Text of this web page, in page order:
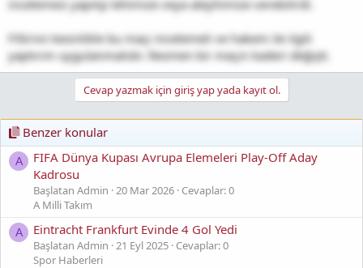
K
o
p
y
a
l
a
incelemesi yapılıp lehimize veya aleyhimize verebilirdi.
Fifa'nın kesinlikle bu maçı incelemeli ve hakem ile ilgili
yaptırım uygulanmalıdır. Resmen bir maçın kaderi değişti.
Cevap yazmak için giriş yap yada kayıt ol.
Benzer konular
A
FIFA Dünya Kupası Avrupa Elemeleri Play-Off Aday
Kadrosu
Başlatan Admin 20 Mar 2026 Cevaplar: 0
A Milli Takım
A Eintracht Frankfurt Evinde 4 Gol Yedi
Başlatan Admin 21 Eyl 2025 Cevaplar: 0
Spor Haberleri